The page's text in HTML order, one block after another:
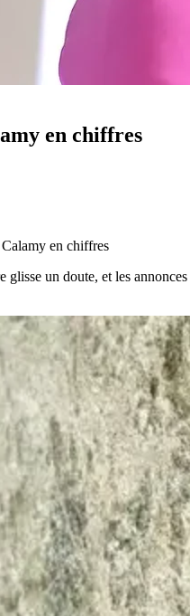
en chiffres
en chiffres
glisse un doute, et les